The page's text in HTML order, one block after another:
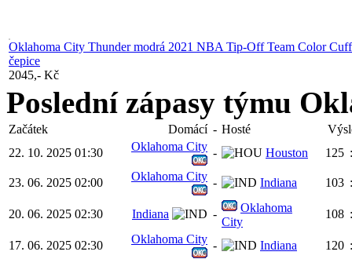
Oklahoma City Thunder modrá 2021 NBA Tip-Off Team Color
čepice
2045,- Kč
Poslední zápasy týmu
Začátek Domácí - Hosté
22. 10. 2025 01:30
Oklahoma City - Houston 125 :
23. 06. 2025 02:00 Oklahoma City - Indiana 103 :
20. 06. 2025 02:30 Indiana -
Oklahoma
City
108 :
17. 06. 2025 02:30 Oklahoma City - Indiana 120 :